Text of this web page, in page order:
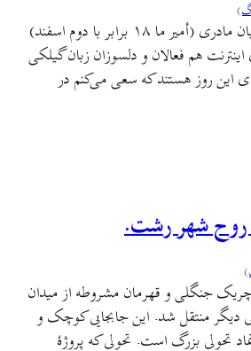
)
کم-کم به روز جهانی زبان مادری (أمير ما ۱۸ برابر با دوم اسفند)
هم فعالان و دلسوزان زبان گیلکی
این روز هستند که سعی می‌کنم در
زبان مادری” که توی تلگرام راه…
روح شهر رشت.
)
جنگلی و قهرمان مشروطه از میدان
دیگر منتقل شد. این جابجایی کوچک و
تحولی بزرگ است. تحولی که پروژهٔ